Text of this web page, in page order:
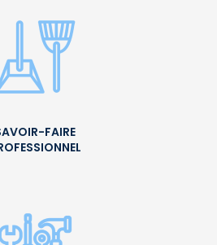
FAIRE